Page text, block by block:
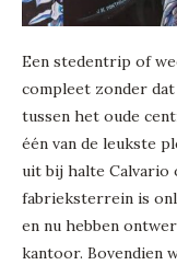
Een stedentrip of
compleet zonder
tussen het oude
één van de leukste
uit bij halte Calvario
fabrieksterrein is
en nu hebben
kantoor. Bovendien